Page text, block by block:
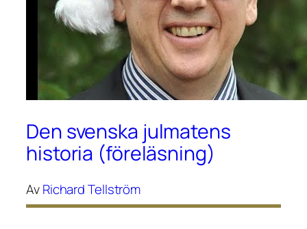
Den svenska julmatens
historia (föreläsning)
AvRichard Tellström